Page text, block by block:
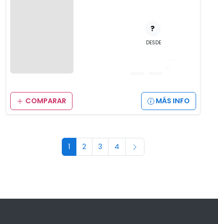
?
DESDE
COMPARAR MÁS INFO
1 2 3 4